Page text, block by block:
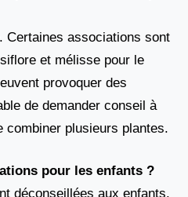
Certaines associations sont
et mélisse pour le
provoquer des
de demander conseil à
combiner plusieurs plantes.
pour les enfants ?
déconseillées aux enfants.